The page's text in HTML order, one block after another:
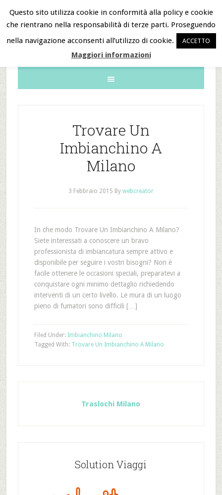
B&B Notizie
Trovare Un
Imbianchino A
Milano
3 Febbraio 2015 By webcreator
In che modo Trovare Un Imbianchino A Milano?
Siete interessati a conoscere un bravo
professionista di imbiancatura sempre attivo e
disponibile per seguire i vostri bisogni? Non è
facile ottenere le occasioni speciali, preparatevi a
conquistare ogni minimo dettaglio richiedendo
interventi di un certo livello. Le mura di un luogo
pieno di fumatori sono difficili […]
Filed Under: Imbianchino Milano
Tagged With: Trovare Un Imbianchino A Milano
Traslochi Milano
Solution Viaggi
Questo sito utilizza cookie in conformità alla policy e cookie
che rientrano nella responsabilità di terze parti. Proseguendo
nella navigazione acconsenti all’utilizzo di cookie.
ACCETTO
Maggiori informazioni